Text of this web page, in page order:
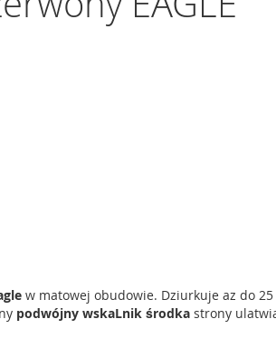
w matowej obudowie. Dziurkuje az do
podwójny wskaLnik środka strony